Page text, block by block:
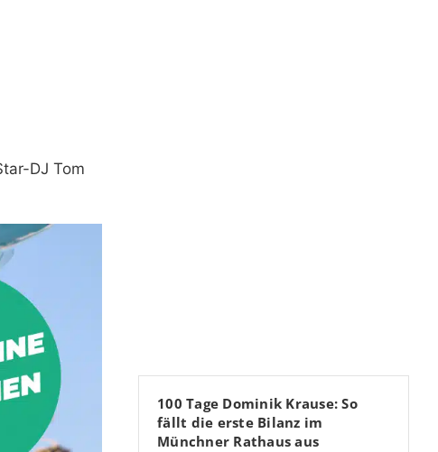
DJ Tom
100 Tage Dominik Krause: So
fällt die erste Bilanz im
Münchner Rathaus aus